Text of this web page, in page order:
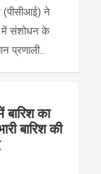
(पीसीआई) ने
में संशोधन के
प्रणाली…
का
बारिश की